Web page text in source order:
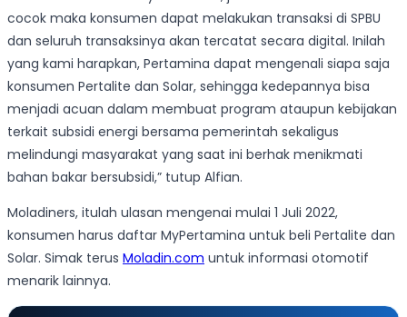
cocok maka konsumen dapat melakukan transaksi di SPBU
dan seluruh transaksinya akan tercatat secara digital. Inilah
yang kami harapkan, Pertamina dapat mengenali siapa saja
konsumen Pertalite dan Solar, sehingga kedepannya bisa
menjadi acuan dalam membuat program ataupun kebijakan
terkait subsidi energi bersama pemerintah sekaligus
melindungi masyarakat yang saat ini berhak menikmati
bahan bakar bersubsidi,” tutup Alfian.
Moladiners, itulah ulasan mengenai mulai 1 Juli 2022,
konsumen harus daftar MyPertamina untuk beli Pertalite dan
Solar. Simak terus Moladin.com untuk informasi otomotif
menarik lainnya.